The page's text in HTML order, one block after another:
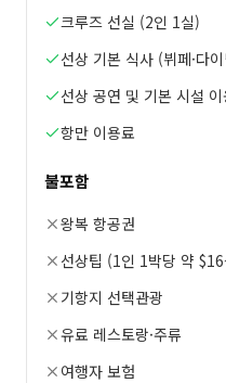
크루즈 선실 (2인 1실)
선상 기본 식사 (뷔페·다
선상 공연 및 기본 시설 이
항만 이용료
불포함
왕복 항공권
선상팁 (1인 1박당 약
기항지 선택관광
유료 레스토랑·주류
여행자 보험